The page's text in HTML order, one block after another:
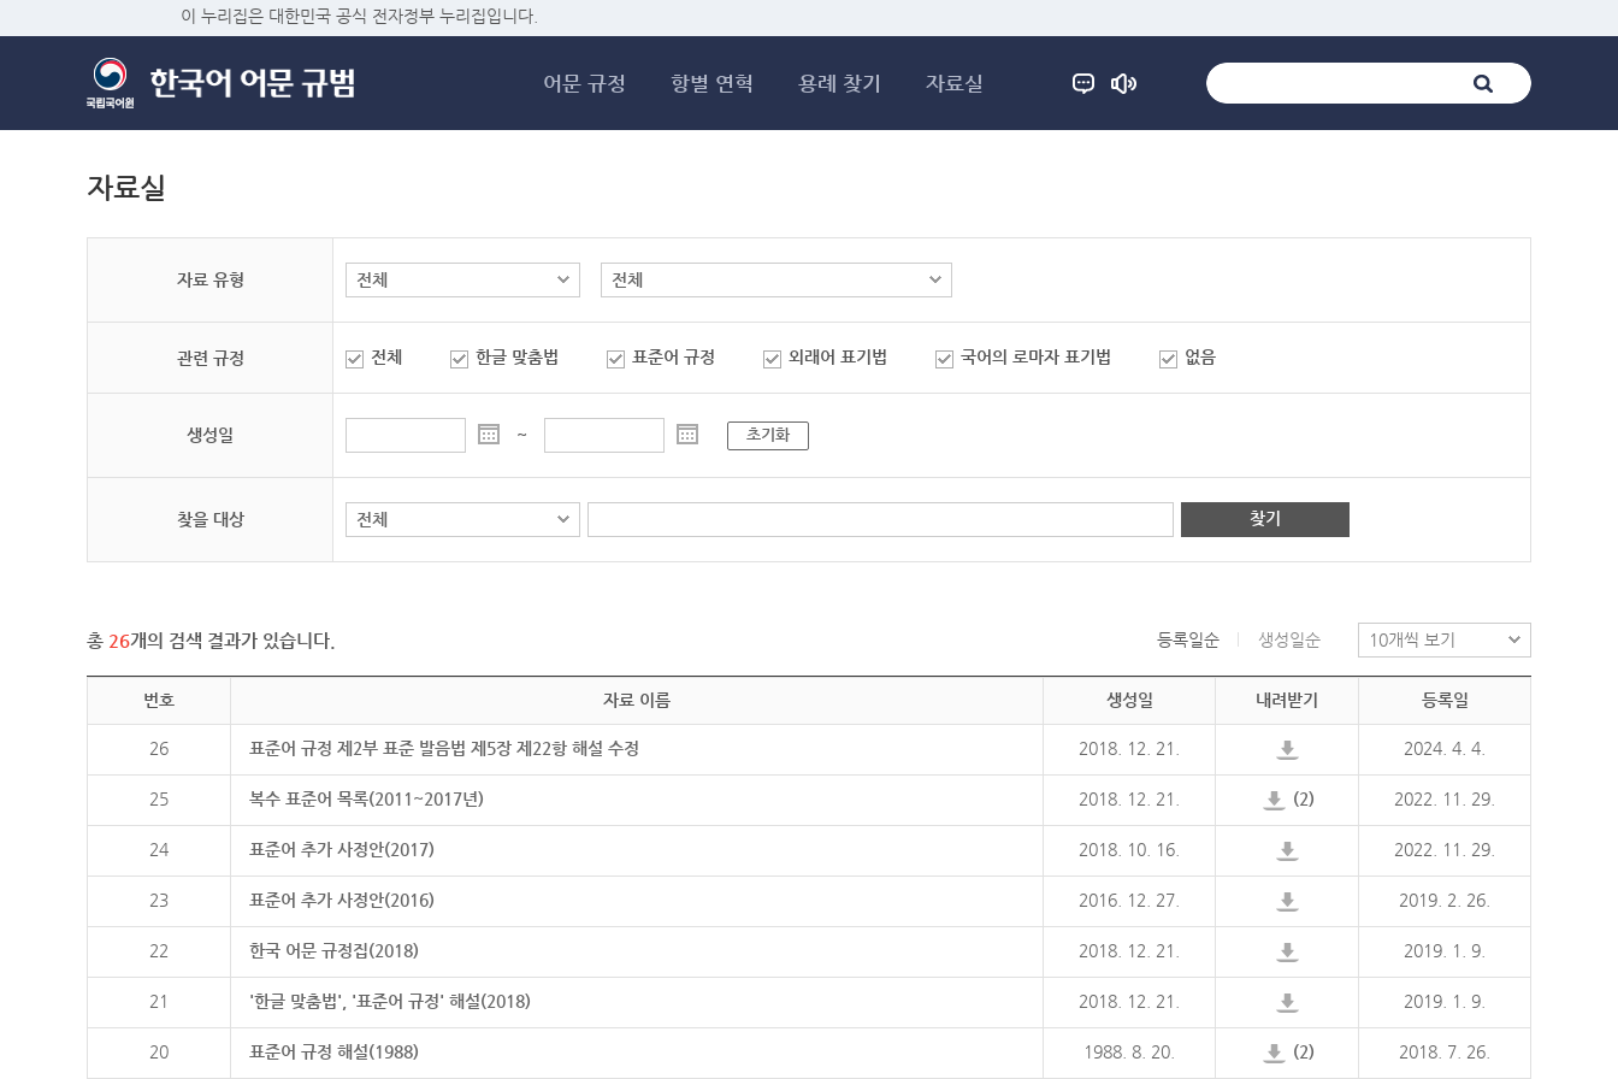
이 누리집은 대한민국 공식 전자정부 누리집입니다.
어문 규정 항별 연혁 용례 찾기 자료실
자료실
자료 유형
관련 규정 전체 한글 맞춤법 표준어 규정 외래어 표기법 국어의 로마자 표기법 없음
생성일 ~ 초기화
찾을 대상 찾기
총 26개의 검색 결과가 있습니다. 등록일순 생성일순
번호 자료 이름 생성일 내려받기 등록일
26 표준어 규정 제2부 표준 발음법 제5장 제22항 해설 수정 2018. 12. 21. 2024. 4. 4.
25 복수 표준어 목록(2011~2017년) 2018. 12. 21. (2) 2022. 11. 29.
24 표준어 추가 사정안(2017) 2018. 10. 16. 2022. 11. 29.
23 표준어 추가 사정안(2016) 2016. 12. 27. 2019. 2. 26.
22 한국 어문 규정집(2018) 2018. 12. 21. 2019. 1. 9.
21 '한글 맞춤법', '표준어 규정' 해설(2018) 2018. 12. 21. 2019. 1. 9.
20 표준어 규정 해설(1988) 1988. 8. 20. (2) 2018. 7. 26.